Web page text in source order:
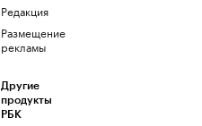
Редакция
Размещение
рекламы
Другие
продукты
РБК